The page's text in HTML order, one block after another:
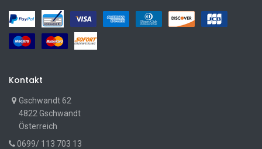
Kontakt
Gschwandt 62
4822 Gschwandt
Österreich
0699/ 113 703 13